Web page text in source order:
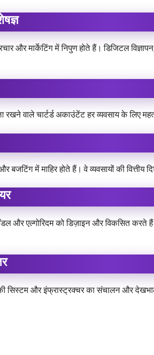
और मार्केटिंग में निपुण होते हैं। डिजिटल
रखने वाले चार्टर्ड अकाउंटेंट हर व्यवसाय के लिए
बजटिंग में माहिर होते हैं। वे व्यवसायों की वित्तीय
मॉडल और एल्गोरिदम को डिज़ाइन और विकसित
सिस्टम और इंफ्रास्ट्रक्चर का संचालन और